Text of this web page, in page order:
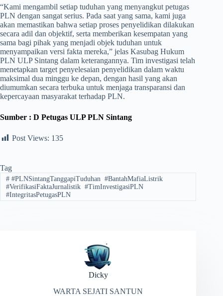
“Kami mengambil setiap tuduhan yang menyangkut petugas
PLN dengan sangat serius. Pada saat yang sama, kami juga
akan memastikan bahwa setiap proses penyelidikan dilakukan
secara adil dan objektif, serta memberikan kesempatan yang
sama bagi pihak yang menjadi objek tuduhan untuk
menyampaikan versi fakta mereka,” jelas Kasubag Hukum
PLN ULP Sintang dalam keterangannya. Tim investigasi telah
menetapkan target penyelesaian penyelidikan dalam waktu
maksimal dua minggu ke depan, dengan hasil yang akan
diumumkan secara terbuka untuk menjaga transparansi dan
kepercayaan masyarakat terhadap PLN.
Sumber : D Petugas ULP PLN Sintang
Post Views: 135
Tag
##PLNSintangTanggapiTuduhan ​#BantahMafiaListrik ​
#VerifikasiFaktaJurnalistik ​#TimInvestigasiPLN ​
#IntegritasPetugasPLN
Dicky
WARTA SEJATI SANTUN